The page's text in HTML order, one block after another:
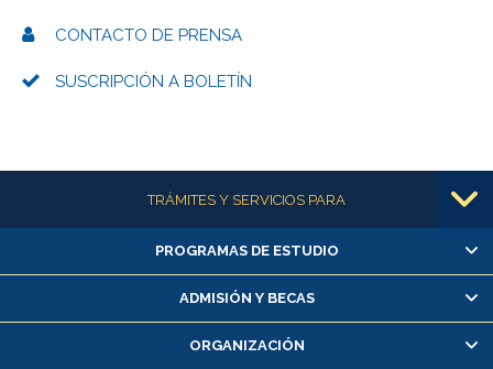
CONTACTO DE PRENSA
SUSCRIPCIÓN A BOLETÍN
Más informaciónTRÁMITES Y SERVICIOS PARA
Alumnas/os y exalumnas/os
Matrícula en línea
Inscripción y cambio de asignaturas
Consulta y certificado de notas
PROGRAMAS DE ESTUDIO
ADMISIÓN Y BECAS
ORGANIZACIÓN